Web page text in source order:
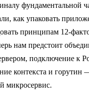
фундаментальной
как упаковать
принципам 12-
нам предстоит
подключение к
контекста и горутин
микросервис.